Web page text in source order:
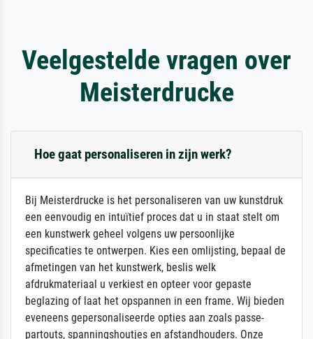
Veelgestelde vragen over
Meisterdrucke
Hoe gaat personaliseren in zijn werk?
Bij Meisterdrucke is het personaliseren van uw kunstdruk
een eenvoudig en intuïtief proces dat u in staat stelt om
een kunstwerk geheel volgens uw persoonlijke
specificaties te ontwerpen. Kies een omlijsting, bepaal de
afmetingen van het kunstwerk, beslis welk
afdrukmateriaal u verkiest en opteer voor gepaste
beglazing of laat het opspannen in een frame. Wij bieden
eveneens gepersonaliseerde opties aan zoals passe-
partouts, spanningshoutjes en afstandhouders. Onze